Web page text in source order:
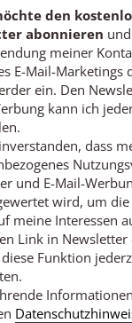
dass mein
in Newsletter und E-
wird, um die Inhalte
Über einen Link
diese Funktion
Informationen
den
abonnieren
meiner
E-Mail-Marketings
ein. Den
kann ich
dass
und E-Mail-
wird, um
meine Interessen
Link in Newsletter
Funktion